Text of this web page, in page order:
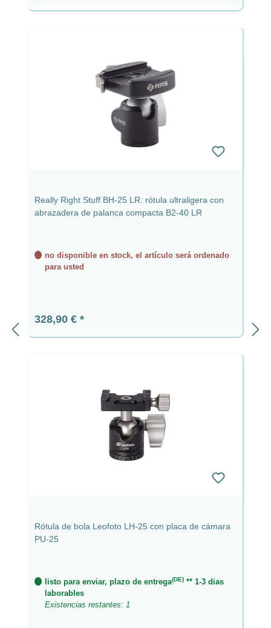
Really Right Stuff BH-25 LR: rótula ultraligera con
abrazadera de palanca compacta B2-40 LR
no disponible en stock, el artículo será ordenado
para usted
Precio normal:
328,90 €
Rótula de bola Leofoto LH-25 con placa de cámara
PU-25
listo para enviar, plazo de entrega(DE) ** 1-3 dias
laborables
Existencias restantes: 1